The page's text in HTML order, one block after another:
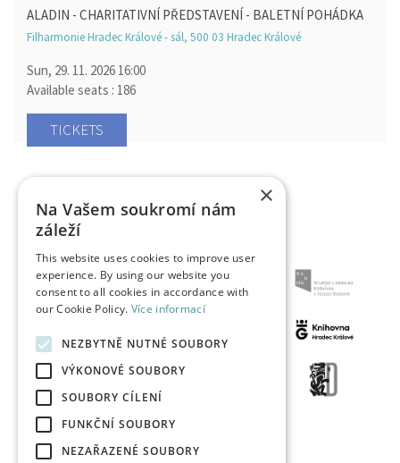
ALADIN - CHARITATIVNÍ PŘEDSTAVENÍ - BALETNÍ POHÁDKA
Filharmonie Hradec Králové - sál, 500 03 Hradec Králové
Sun, 29. 11. 2026 16:00
Available seats : 186
TICKETS
×
Na Vašem soukromí nám
záleží
This website uses cookies to improve user
experience. By using our website you
consent to all cookies in accordance with
our Cookie Policy. Více informací
NEZBYTNĚ NUTNÉ SOUBORY
VÝKONOVÉ SOUBORY
SOUBORY CÍLENÍ
FUNKČNÍ SOUBORY
NEZAŘAZENÉ SOUBORY